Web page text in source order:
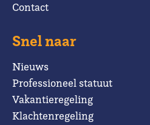
Contact
Snel naar
Nieuws
Professioneel statuut
Vakantieregeling
Klachtenregeling